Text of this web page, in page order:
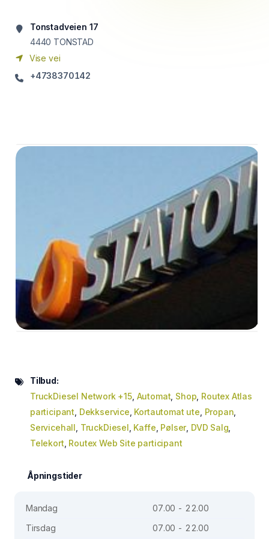
Tonstadveien 17
4440 TONSTAD
Vise vei
+4738370142
Tilbud:
TruckDiesel Network +15, Automat Shop Routex Atlas
participant Dekkservice Kortautomat ute Propan
Servicehall TruckDiesel Kaffe Pølser, DVD Salg
Telekort Routex Web Site participant
Åpningstider
Mandag
07.00 - 22.00
Tirsdag
07.00 - 22.00